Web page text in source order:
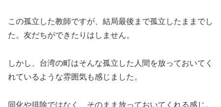
この孤立した教師ですが、結局最後まで孤立したままでし
た。友だちができたりはしません。
しかし、台湾の町はそんな孤立した人間を放っておいてく
れているような雰囲気も感じました。
同化や排除ではなく、そのまま放っておいてくれる感じ。